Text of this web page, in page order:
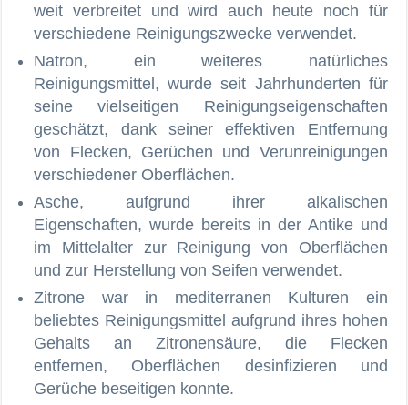
weit verbreitet und wird auch heute noch für
verschiedene Reinigungszwecke verwendet.
Natron, ein weiteres natürliches
Reinigungsmittel, wurde seit Jahrhunderten für
seine vielseitigen Reinigungseigenschaften
geschätzt, dank seiner effektiven Entfernung
von Flecken, Gerüchen und Verunreinigungen
verschiedener Oberflächen.
Asche, aufgrund ihrer alkalischen
Eigenschaften, wurde bereits in der Antike und
im Mittelalter zur Reinigung von Oberflächen
und zur Herstellung von Seifen verwendet.
Zitrone war in mediterranen Kulturen ein
beliebtes Reinigungsmittel aufgrund ihres hohen
Gehalts an Zitronensäure, die Flecken
entfernen, Oberflächen desinfizieren und
Gerüche beseitigen konnte.